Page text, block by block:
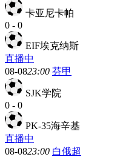
卡亚尼卡帕
0 - 0
EIF埃克纳斯
直播中
08-0823:00 芬甲
SJK学院
0 - 0
PK-35海辛基
直播中
08-0823:00 白俄超